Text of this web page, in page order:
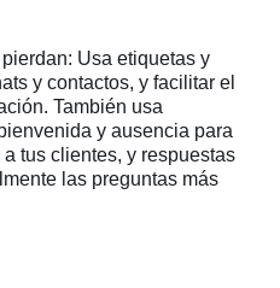
Usa etiquetas y
y contactos, y facilitar el
También usa
y ausencia para
tus clientes, y respuestas
las preguntas más